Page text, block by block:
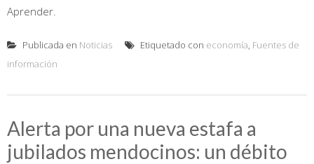
Aprender.
Publicada en Noticias Etiquetado con economía, Fuentes de
información
Alerta por una nueva estafa a
jubilados mendocinos: un débito